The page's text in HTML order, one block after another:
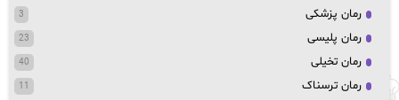
رمان پزشکی 3
رمان پلیسی 23
رمان تخیلی 40
رمان ترسناک 11